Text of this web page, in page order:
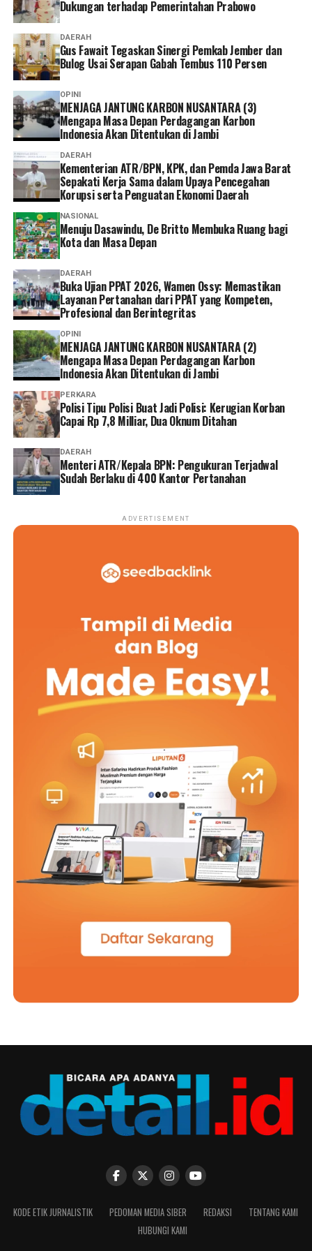
lebih banyak pilihan bagi peserta untuk mengurus
administrasi sesuai kebutuhan dan kondisi masing-
masing.
Ia pun menganggap kepesertaan JKN penting dimiliki
sebagai bentuk perlindungan kesehatan bagi diri sendiri
dan keluarga sekaligus mendukung keberlangsungan
Program JKN.
“Menurut saya, layanan non tatap muka ini sangat
memudahkan karena semua urusan administrasi bisa
diakses cukup melalui handphone. Saya berharap ke
depannya layanannya terus dikembangkan agar semakin
mudah digunakan dan kendala teknis bisa semakin
diminimalkan. Dengan begitu, peserta bisa mengurus
administrasi dengan lebih cepat tanpa harus datang dan
mengantre di kantor,” tuturnya. (*)
Dukungan terhadap Pemerintahan Prabowo
DAERAH
Gus Fawait Tegaskan Sinergi Pemkab Jember dan
Bulog Usai Serapan Gabah Tembus 110 Persen
OPINI
MENJAGA JANTUNG KARBON NUSANTARA (3)
Mengapa Masa Depan Perdagangan Karbon
Indonesia Akan Ditentukan di Jambi
DAERAH
Kementerian ATR/BPN, KPK, dan Pemda Jawa Barat
Sepakati Kerja Sama dalam Upaya Pencegahan
Korupsi serta Penguatan Ekonomi Daerah
NASIONAL
Menuju Dasawindu, De Britto Membuka Ruang bagi
Kota dan Masa Depan
DAERAH
Buka Ujian PPAT 2026, Wamen Ossy: Memastikan
Layanan Pertanahan dari PPAT yang Kompeten,
Profesional dan Berintegritas
OPINI
MENJAGA JANTUNG KARBON NUSANTARA (2)
Mengapa Masa Depan Perdagangan Karbon
Indonesia Akan Ditentukan di Jambi
PERKARA
Polisi Tipu Polisi Buat Jadi Polisi: Kerugian Korban
Capai Rp 7,8 Milliar, Dua Oknum Ditahan
DAERAH
Menteri ATR/Kepala BPN: Pengukuran Terjadwal
Sudah Berlaku di 400 Kantor Pertanahan
ADVERTISEMENT
KODE ETIK JURNALISTIK PEDOMAN MEDIA SIBER REDAKSI
TENTANG KAMI
HUBUNGI KAMI